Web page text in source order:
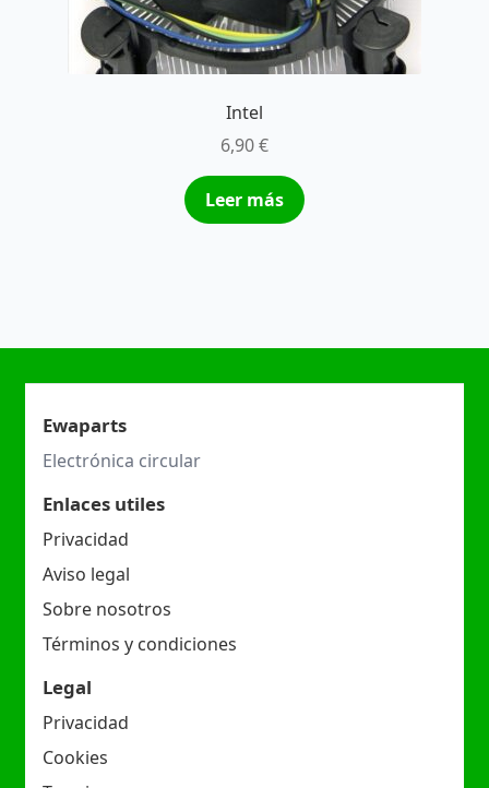
Intel
6,90€
Leer más
Ewaparts
Electrónica circular
Enlaces utiles
Privacidad
Aviso legal
Sobre nosotros
Términos y condiciones
Legal
Privacidad
Cookies